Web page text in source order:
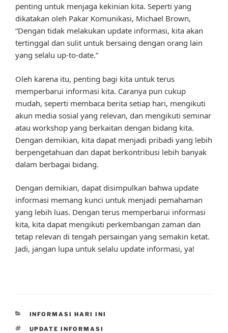
penting untuk menjaga kekinian kita. Seperti yang
dikatakan oleh Pakar Komunikasi, Michael Brown,
“Dengan tidak melakukan update informasi, kita akan
tertinggal dan sulit untuk bersaing dengan orang lain
yang selalu up-to-date.”
Oleh karena itu, penting bagi kita untuk terus
memperbarui informasi kita. Caranya pun cukup
mudah, seperti membaca berita setiap hari, mengikuti
akun media sosial yang relevan, dan mengikuti seminar
atau workshop yang berkaitan dengan bidang kita.
Dengan demikian, kita dapat menjadi pribadi yang lebih
berpengetahuan dan dapat berkontribusi lebih banyak
dalam berbagai bidang.
Dengan demikian, dapat disimpulkan bahwa update
informasi memang kunci untuk menjadi pemahaman
yang lebih luas. Dengan terus memperbarui informasi
kita, kita dapat mengikuti perkembangan zaman dan
tetap relevan di tengah persaingan yang semakin ketat.
Jadi, jangan lupa untuk selalu update informasi, ya!
CATEGORIES
INFORMASI HARI INI
TAGS
UPDATE INFORMASI